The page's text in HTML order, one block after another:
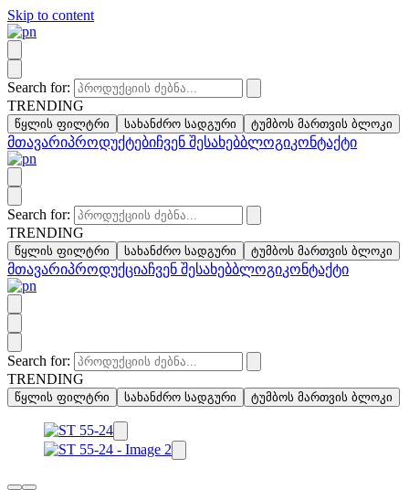
Skip to content
Search for:
TRENDING
წყლის ფილტრი სახანძრო სადგური ტუმბოს მართვის ბლოკი
მთავარიპროდუქტებიჩვენ შესახებბლოგიკონტაქტი
Search for:
TRENDING
წყლის ფილტრი სახანძრო სადგური ტუმბოს მართვის ბლოკი
მთავარიპროდუქციაჩვენ შესახებბლოგიკონტაქტი
Search for:
TRENDING
წყლის ფილტრი სახანძრო სადგური ტუმბოს მართვის ბლოკი